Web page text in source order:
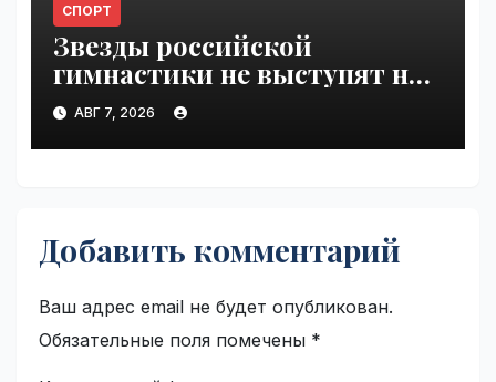
СПОРТ
Звезды российской
гимнастики не выступят на
ЧЕ из-за отказа в визах |
VseTime.ru
АВГ 7, 2026
Добавить комментарий
Ваш адрес email не будет опубликован.
Обязательные поля помечены *